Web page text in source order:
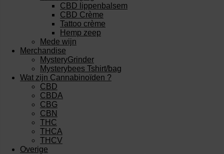
CBD lippenbalsem
CBD Crème
Tattoo crème
Hemp zeep
Mede wijn
Merchandise
MysteryGrinder
Mysterybees Tshirt/bag
Wat zijn Cannabinoïden ?
CBD
CBDA
CBG
CBN
THC
THCA
THCV
Overige